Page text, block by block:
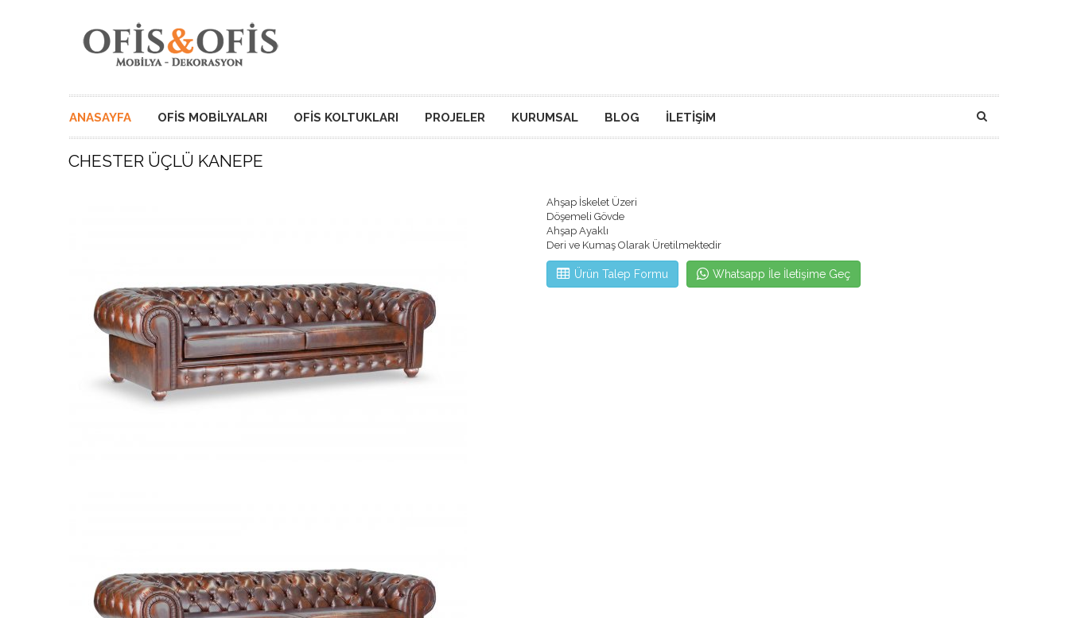
ANASAYFA OFIS MOBILYALARI OFIS KOLTUKLARI PROJELER KURUMSAL BLOG İLETIŞIM
CHESTER ÜÇLÜ KANEPE
Ahşap İskelet Üzeri
Döşemeli Gövde
Ahşap Ayaklı
Deri ve Kumaş Olarak Üretilmektedir
Ürün Talep Formu Whatsapp İle İletişime Geç